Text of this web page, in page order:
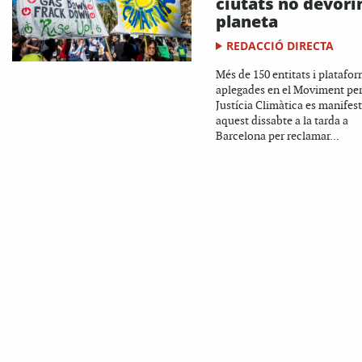
planeta
REDACCIÓ DIRECTA
Més de 150 entitats i
aplegades en el Moviment
Justícia Climàtica es
aquest dissabte a la tarda a
Barcelona per reclamar...